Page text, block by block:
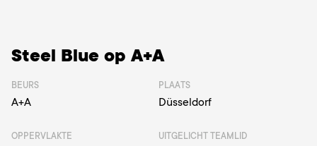
BEURS
A+A
PLAATS
Düsseldorf
OPPERVLAKTE UITGELICHT TEAMLID
Steel Blue op A+A